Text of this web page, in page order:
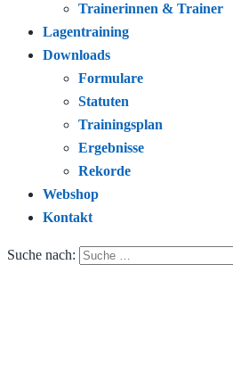
Trainerinnen & Trainer
Lagentraining
Downloads
Formulare
Statuten
Trainingsplan
Ergebnisse
Rekorde
Webshop
Kontakt
Suche nach: